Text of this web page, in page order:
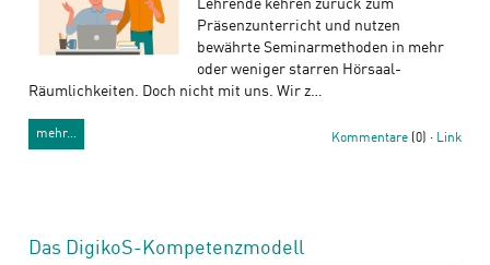
Lehrende kehren zurück zum
Präsenzunterricht und nutzen
bewährte Seminarmethoden in mehr
oder weniger starren Hörsaal-
Räumlichkeiten. Doch nicht mit uns. Wir z…
mehr… Kommentare (0) · Link
Das DigikoS-Kompetenzmodell